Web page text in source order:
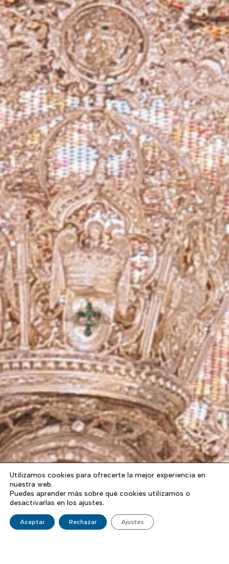
Utilizamos cookies para ofrecerte la mejor experiencia en
nuestra web.
Puedes aprender más sobre qué cookies utilizamos o
desactivarlas en los ajustes.
Aceptar Rechazar Ajustes